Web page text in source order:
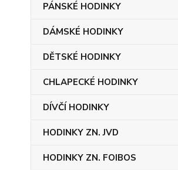
PÁNSKÉ HODINKY
DÁMSKÉ HODINKY
DĚTSKÉ HODINKY
CHLAPECKÉ HODINKY
DÍVČÍ HODINKY
HODINKY ZN. JVD
HODINKY ZN. FOIBOS